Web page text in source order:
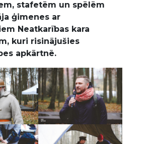
stafetēm un spēlēm
ģimenes ar
Neatkarības kara
kuri risinājušies
apkārtnē.